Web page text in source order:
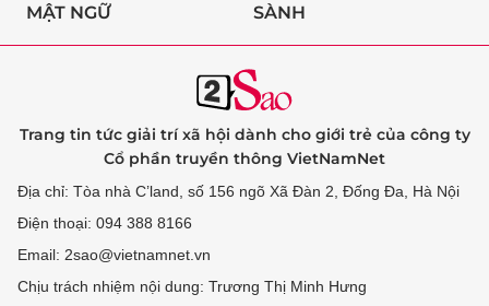
MẬT NGỮ SÀNH
Trang tin tức giải trí xã hội dành cho giới trẻ của công ty
Cổ phần truyền thông VietNamNet
Địa chỉ: Tòa nhà C’land, số 156 ngõ Xã Đàn 2, Đống Đa, Hà Nội
Điện thoại: 094 388 8166
Email: 2sao@vietnamnet.vn
Chịu trách nhiệm nội dung: Trương Thị Minh Hưng